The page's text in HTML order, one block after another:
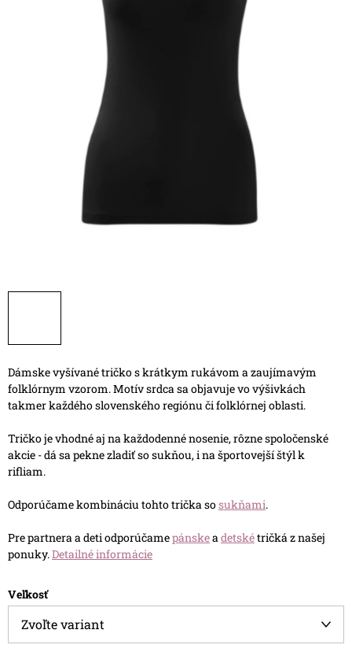
Dámske vyšívané tričko s krátkym rukávom a zaujímavým
folklórnym vzorom. Motív srdca sa objavuje vo výšivkách
takmer každého slovenského regiónu či folklórnej oblasti.
Tričko je vhodné aj na každodenné nosenie, rôzne spoločenské
akcie - dá sa pekne zladiť so sukňou, i na športovejší štýl k
rifliam.
Odporúčame kombináciu tohto trička sosukňami.
Pre partnera a deti odporúčamepánskea detskétričká z našej
ponuky.Detailné informácie
Veľkosť